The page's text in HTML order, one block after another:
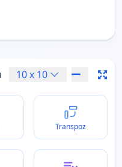
10x 10
Transpoz